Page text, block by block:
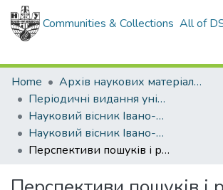
Communities & Collections All of
Home
Архів наукових матеріалів
Періодичні видання університету
Науковий вісник Івано-Франківського національного технічного університету нафти і газу
Науковий вісник Івано-Франківського національного технічного університету нафти і газу - 2011 - №4
Перспективи пошуків і розвідки покладів вуглеводневих енергоносіїв в Кросненській зоні Складчастих Карпат